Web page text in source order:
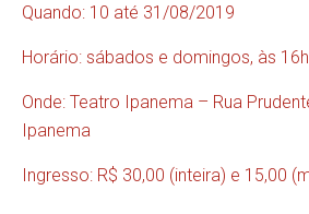
Quando: 10 até 31/08/2019
Horário: sábados e domingos, às 16h
Onde: Teatro Ipanema – Rua
Ipanema
Ingresso: R$ 30,00 (inteira) e 15,00